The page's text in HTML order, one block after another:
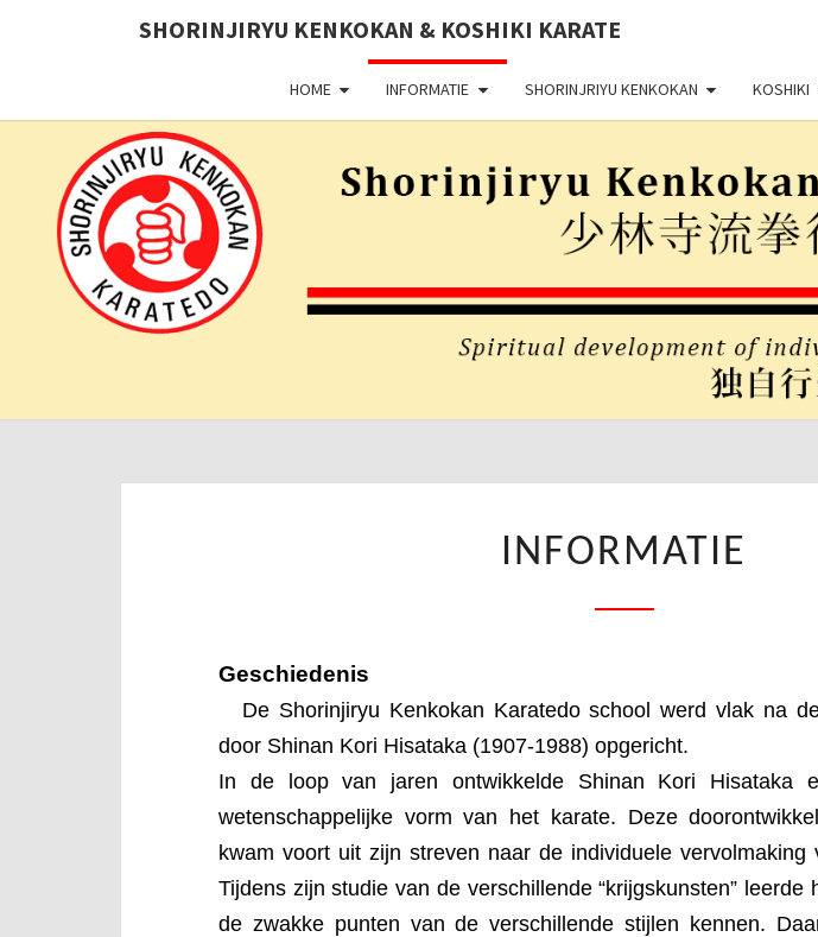
SHORINJIRYU KENKOKAN & KOSHIKI KARATE
HOME INFORMATIE SHORINJRIYU KENKOKAN KOSHIKI
INFORMATIE
Geschiedenis
De Shorinjiryu Kenkokan Karatedo school werd vlak na
door Shinan Kori Hisataka (1907-1988) opgericht.
In de loop van jaren ontwikkelde Shinan Kori Hisataka
wetenschappelijke vorm van het karate. Deze
kwam voort uit zijn streven naar de individuele vervolmaking
Tijdens zijn studie van de ver­schillende “krijgskunsten” leerde
de zwakke punten van de verschil­lende stijlen kennen.